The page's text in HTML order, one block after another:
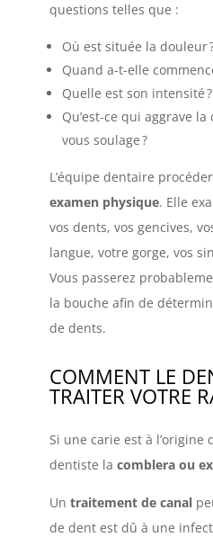
questions telles que :
Où est située la douleur
Quand a-t-elle
Quelle est son intensité?
Qu’est-ce qui aggrave
vous soulage?
L’équipe dentaire
examen physique. Elle
vos dents, vos gencives,
langue, votre gorge, vos
Vous passerez
la bouche afin de
de dents.
COMMENT LE
TRAITER VOTRE
Si une carie est à l’origine
dentiste la comblera ou
Un traitement de canal
de dent est dû à une